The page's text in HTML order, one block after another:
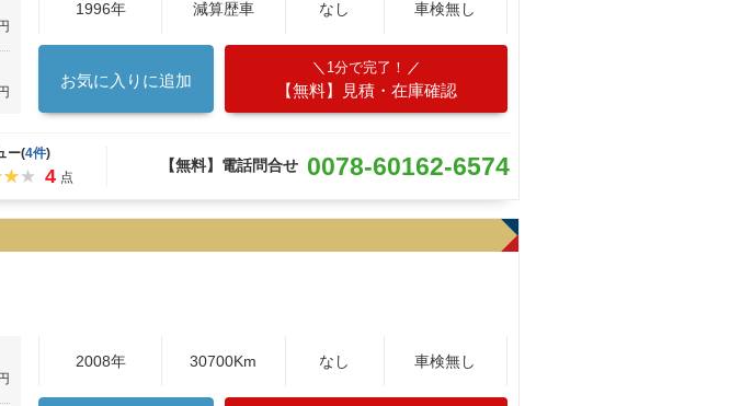
1996年 減算歴車 なし 車検無し
お気に入りに追加
1分で完了！
【無料】見積・在庫確認
ー(4件)
4 点
【無料】電話問合せ 0078-60162-6574
2008年 30700Km なし 車検無し